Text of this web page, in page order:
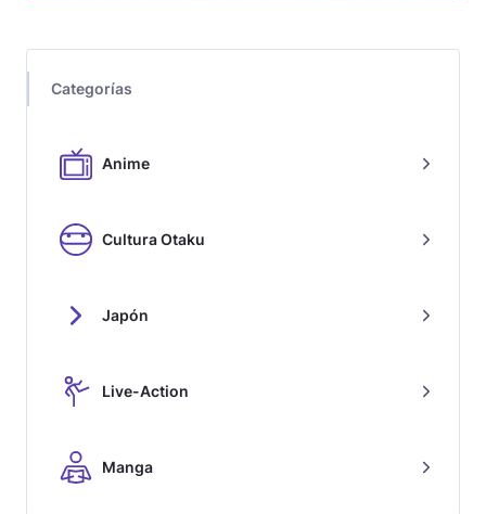
Categorías
Anime
Cultura Otaku
Japón
Live-Action
Manga